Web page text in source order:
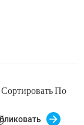
Сортировать По